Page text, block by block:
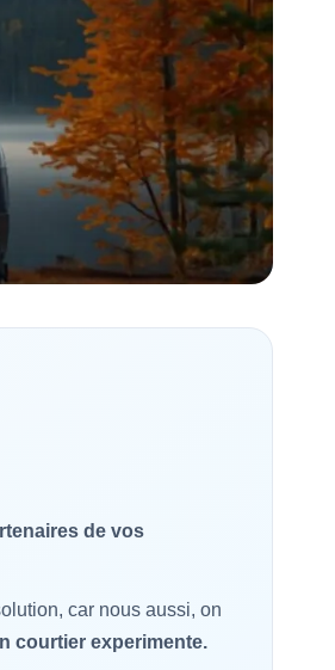
de vos
car nous aussi, on
courtier experimente.